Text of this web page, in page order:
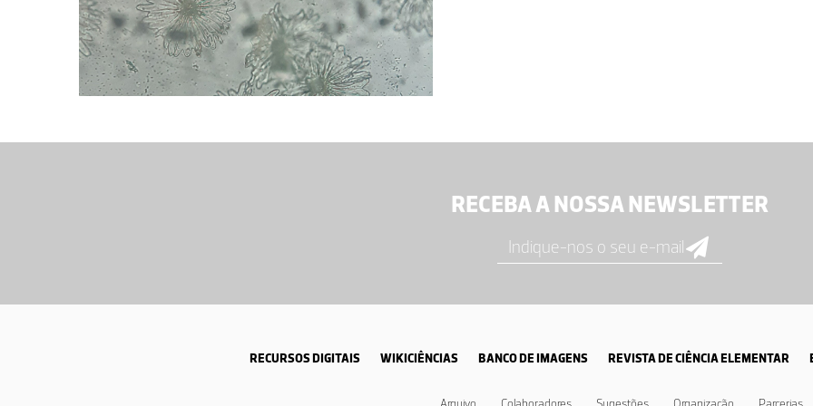
RECEBA A NOSSA NEWSLETTER
RECURSOS DIGITAIS WIKICIÊNCIAS BANCO DE IMAGENS REVISTA DE CIÊNCIA ELEMENTAR